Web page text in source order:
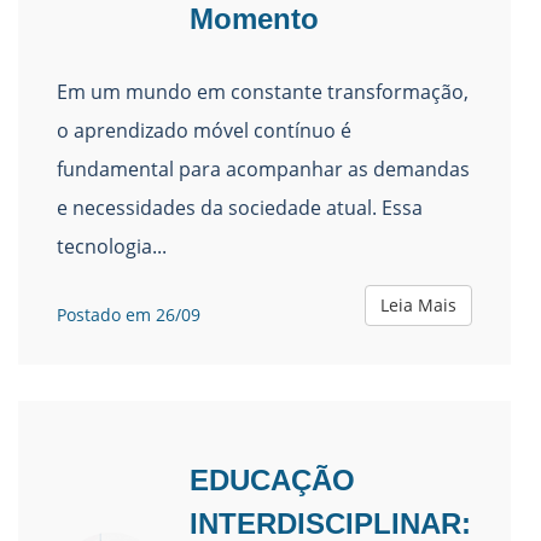
Momento
Em um mundo em constante transformação,
o aprendizado móvel contínuo é
fundamental para acompanhar as demandas
e necessidades da sociedade atual. Essa
tecnologia...
Postado em 26/09 Leia Mais
EDUCAÇÃO
INTERDISCIPLINAR: